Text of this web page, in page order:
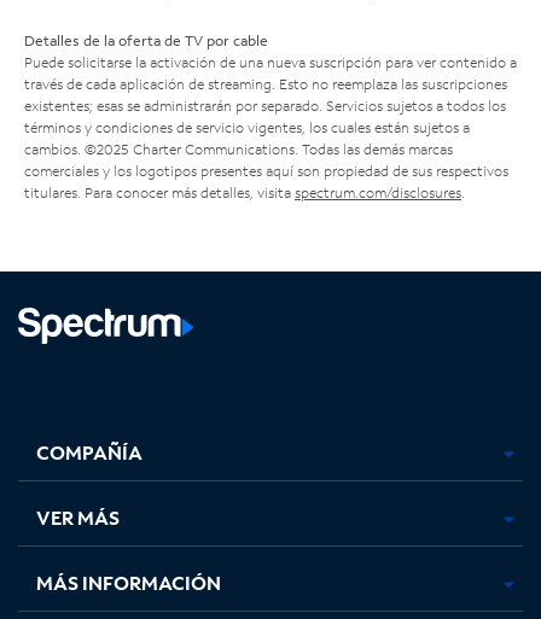
Detalles de la oferta de TV por cable
Puede solicitarse la activación de una nueva suscripción para ver contenido a
través de cada aplicación de streaming. Esto no reemplaza las suscripciones
existentes; esas se administrarán por separado. Servicios sujetos a todos los
términos y condiciones de servicio vigentes, los cuales están sujetos a
cambios. ©2025 Charter Communications. Todas las demás marcas
comerciales y los logotipos presentes aquí son propiedad de sus respectivos
titulares. Para conocer más detalles, visita spectrum.com/disclosures
abre
en
pestaña
nueva
abre
en
pestaña
nueva
abre
en
pestaña
nueva
en
nueva
COMPAÑÍA
VER MÁS
MÁS INFORMACIÓN